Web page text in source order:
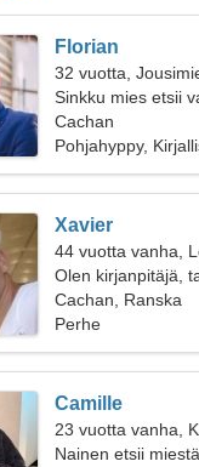
Florian
32 vuotta,
Sinkku mies etsii
Cachan
Pohjahyppy,
Xavier
44 vuotta vanha,
Olen kirjanpitäjä,
Cachan, Ranska
Perhe
Camille
23 vuotta vanha,
Nainen etsii